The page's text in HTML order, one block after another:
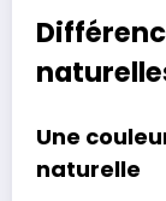
Une
naturelle